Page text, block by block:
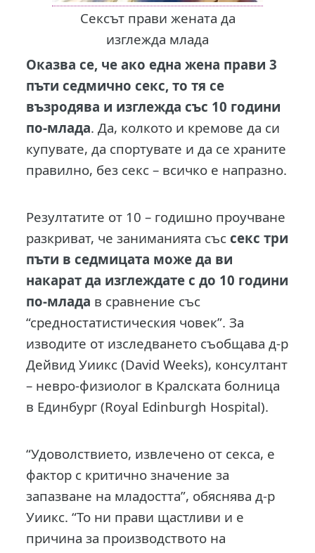
Сексът прави жената да
изглежда млада
Оказва се, че ако една жена прави 3
пъти седмично секс, то тя се
възродява и изглежда със 10 години
по-млада. Да, колкото и кремове да си
купувате, да спортувате и да се храните
правилно, без секс – всичко е напразно.
Резултатите от 10 – годишно проучване
разкриват, че заниманията съссекс три
пъти в седмицата може да ви
накарат да изглеждате с до 10 години
по-млада в сравнение със
“средностатистическия човек”. За
изводите от изследването съобщава д-р
Дейвид Уиикс (David Weeks), консултант
– невро-физиолог в Кралската болница
в Единбург (Royal Edinburgh Hospital).
“Удоволствието, извлечено от секса, е
фактор с критично значение за
запазване на младостта”, обяснява д-р
Уиикс. “То ни прави щастливи и е
причина за производството на